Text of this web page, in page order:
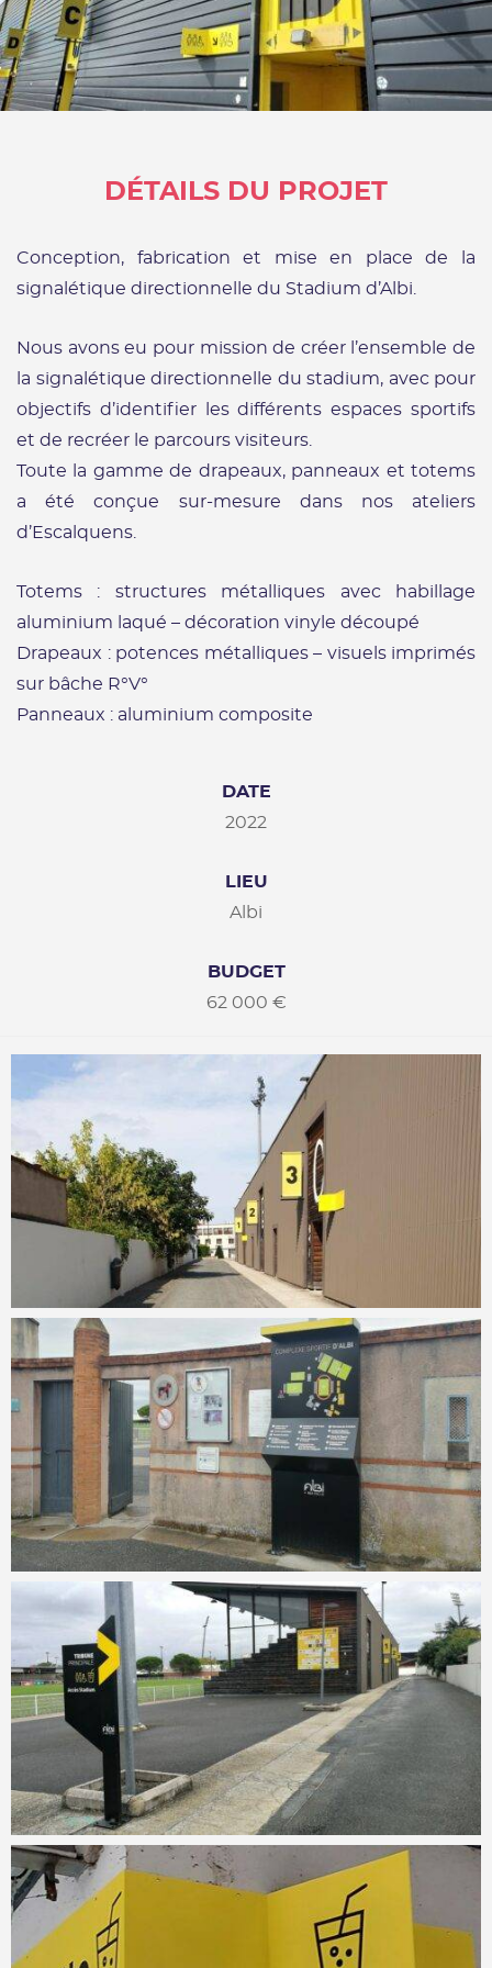
DÉTAILS DU PROJET
Conception, fabrication et mise en place de la
signalétique directionnelle du Stadium d’Albi.
Nous avons eu pour mission de créer l’ensemble de
la signalétique directionnelle du stadium, avec pour
objectifs d’identifier les différents espaces sportifs
et de recréer le parcours visiteurs.
Toute la gamme de drapeaux, panneaux et totems
a été conçue sur-mesure dans nos ateliers
d’Escalquens.
Totems : structures métalliques avec habillage
aluminium laqué – décoration vinyle découpé
Drapeaux : potences métalliques – visuels imprimés
sur bâche R°V°
Panneaux : aluminium composite
DATE
2022
LIEU
Albi
BUDGET
62 000 €